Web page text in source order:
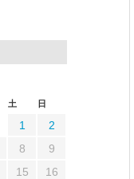
土 日
1
2
8
9
15
16